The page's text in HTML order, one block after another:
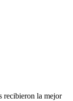
recibieron la mejor